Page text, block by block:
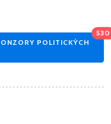
POLITICKÝCH
530